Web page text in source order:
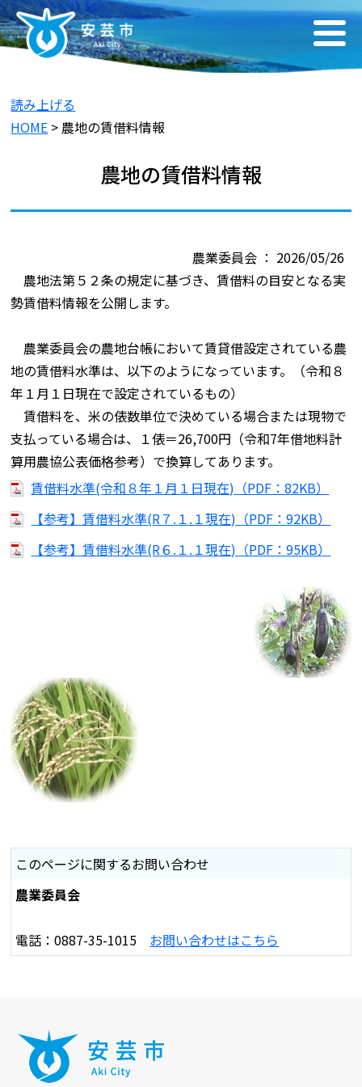
読み上げる
HOME > 農地の賃借料情報
農地の賃借料情報
農業委員会 ： 2026/05/26
農地法第５２条の規定に基づき、賃借料の目安となる実
勢賃借料情報を公開します。
農業委員会の農地台帳において賃貸借設定されている農
地の賃借料水準は、以下のようになっています。（令和８
年１月１日現在で設定されているもの）
賃借料を、米の俵数単位で決めている場合または現物で
支払っている場合は、１俵＝26,700円（令和7年借地料計
算用農協公表価格参考）で換算してあります。
賃借料水準(令和８年１月１日現在)（PDF：82KB）
【参考】賃借料水準(R７.１.１現在)（PDF：92KB）
【参考】賃借料水準(R６.１.１現在)（PDF：95KB）
このページに関するお問い合わせ
農業委員会
電話：0887-35-1015 お問い合わせはこちら